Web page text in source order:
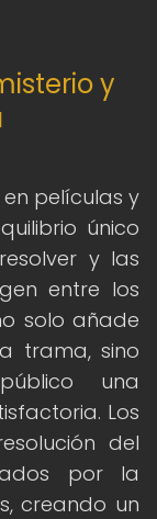
y
películas y
único
y las
entre los
solo añade
trama, sino
una
Los
del
por la
creando un